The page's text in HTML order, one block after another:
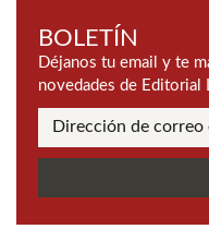
BOLETÍN
Déjanos tu email y te
novedades de Editorial